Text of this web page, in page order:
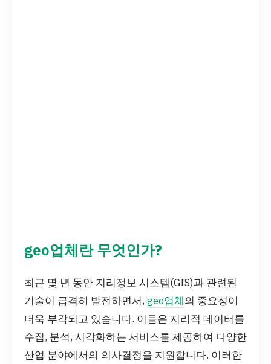
geo업체란 무엇인가?
최근 몇 년 동안 지리정보 시스템(GIS)과 관련된
기술이 급격히 발전하면서, geo업체의 중요성이
더욱 부각되고 있습니다. 이들은 지리적 데이터를
수집, 분석, 시각화하는 서비스를 제공하여 다양한
산업 분야에서의 의사결정을 지원합니다. 이러한